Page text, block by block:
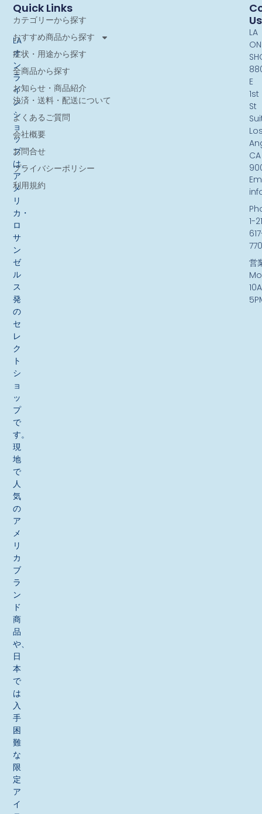
LA
オ
ン
ラ
イ
ン
シ
ョ
ッ
プ
は、
ア
メ
リ
カ・
ロ
サ
ン
ゼ
ル
ス
発
の
セ
レ
ク
ト
シ
ョ
ッ
プ
で
す。
現
地
で
人
気
の
ア
メ
リ
カ
ブ
ラ
ン
ド
商
品
や、
日
本
で
は
入
手
困
難
な
限
定
ア
イ
Quick Links
カテゴリーから探す
おすすめ商品から探す
症状・用途から探す
全商品から探す
お知らせ・商品紹介
決済・送料・配送について
よくあるご質問
会社概要
お問合せ
プライバシーポリシー
利用規約
Us
LA
E
1st
St
CA
1-
営